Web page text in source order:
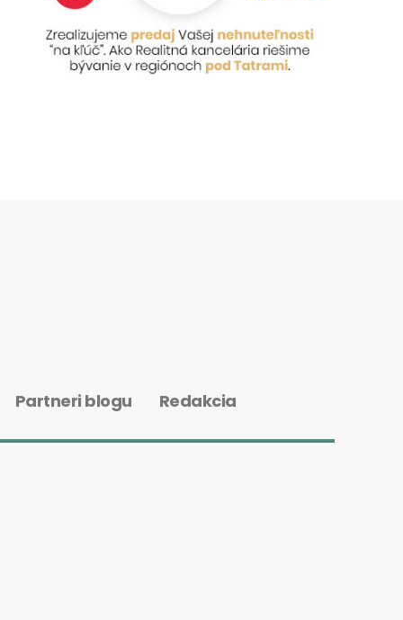
Partneri blogu Redakcia